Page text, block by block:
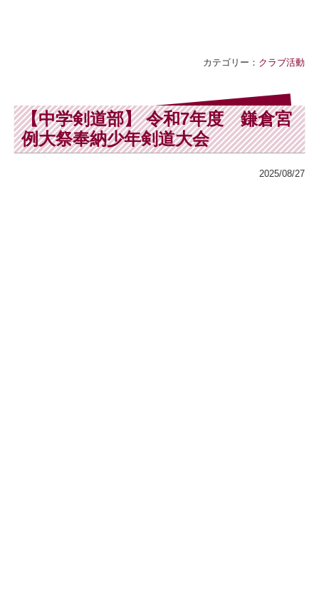
カテゴリー： クラブ活動
【中学剣道部】 令和7年度 鎌倉宮
例大祭奉納少年剣道大会
2025/08/27